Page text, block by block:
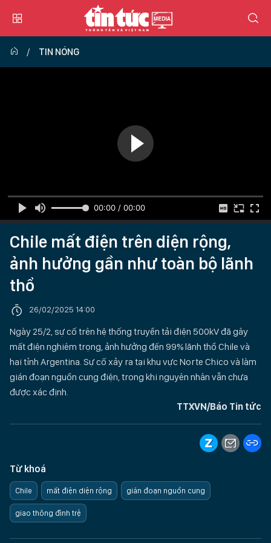
TIN NÓNG
00:00 / 00:00
Chile mất điện trên diện rộng,
ảnh hưởng gần như toàn bộ lãnh
thổ
26/02/2025 14:00
Ngày 25/2, sự cố trên hệ thống truyền tải điện 500kV đã gây
mất điện nghiêm trọng, ảnh hưởng đến 99% lãnh thổ Chile và
hai tỉnh Argentina. Sự cố xảy ra tại khu vực Norte Chico và làm
gián đoạn nguồn cung điện, trong khi nguyên nhân vẫn chưa
được xác định.
TTXVN/Báo Tin tức
Từ khoá
Chile mất điện diện rộng gián đoạn nguồn cung
giao thông đình trệ